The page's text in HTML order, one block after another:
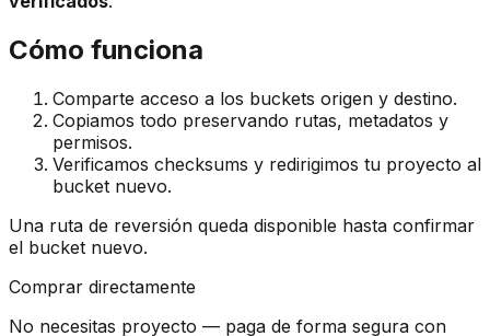
Cómo funciona
Comparte acceso a los buckets origen y destino.
Copiamos todo preservando rutas, metadatos y
permisos.
Verificamos checksums y redirigimos tu proyecto al
bucket nuevo.
Una ruta de reversión queda disponible hasta confirmar
el bucket nuevo.
Comprar directamente
No necesitas proyecto — paga de forma segura con